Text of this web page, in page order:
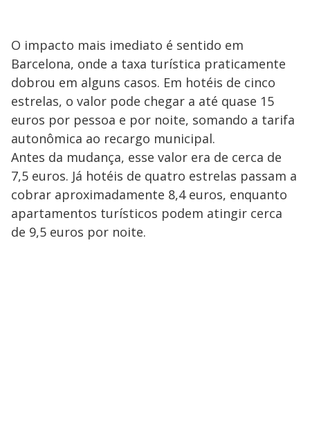
O impacto mais imediato é sentido em
Barcelona, onde a taxa turística praticamente
dobrou em alguns casos. Em hotéis de cinco
estrelas, o valor pode chegar a até quase 15
euros por pessoa e por noite, somando a tarifa
autonômica ao recargo municipal.
Antes da mudança, esse valor era de cerca de
7,5 euros. Já hotéis de quatro estrelas passam a
cobrar aproximadamente 8,4 euros, enquanto
apartamentos turísticos podem atingir cerca
de 9,5 euros por noite.